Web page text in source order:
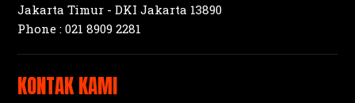
Jakarta Timur - DKI Jakarta 13890
Phone :021 8909 2281
KONTAK KAMI